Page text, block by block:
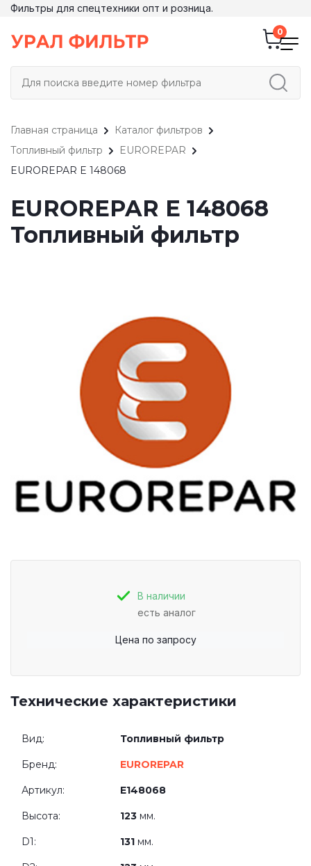
Фильтры для спецтехники опт и розница.
Главная страница
Каталог фильтров
Топливный фильтр
EUROREPAR
EUROREPAR E 148068
EUROREPAR E 148068
Топливный фильтр
В наличии
есть аналог
Цена по запросу
Технические характеристики
Вид: Топливный фильтр
Бренд: EUROREPAR
Артикул: E148068
Высота: 123 мм.
D1: 131 мм.